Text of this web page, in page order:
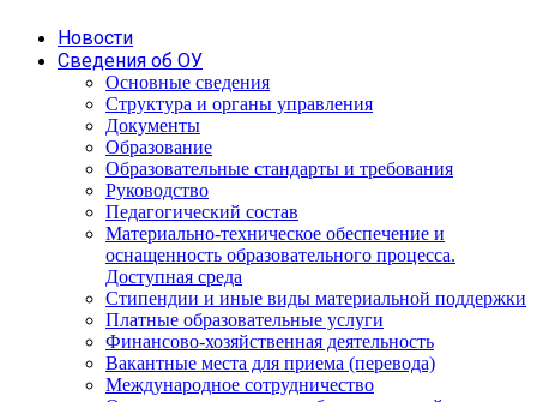
Новости
Сведения об ОУ
Основные сведения
Структура и органы управления
Документы
Образование
Образовательные стандарты и требования
Руководство
Педагогический состав
Материально-техническое обеспечение и
оснащенность образовательного процесса.
Доступная среда
Стипендии и иные виды материальной поддержки
Платные образовательные услуги
Финансово-хозяйственная деятельность
Вакантные места для приема (перевода)
Международное сотрудничество